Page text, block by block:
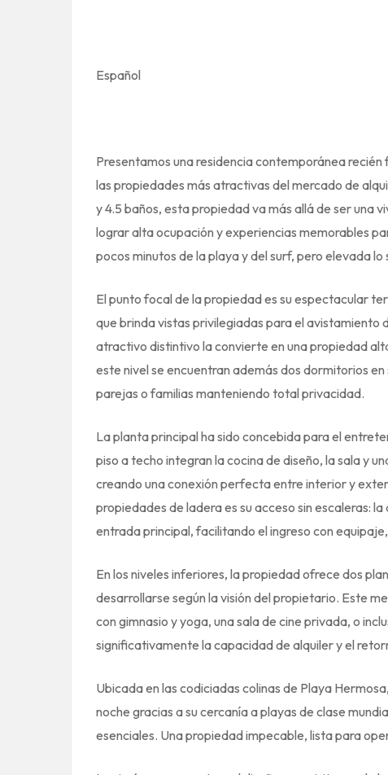
Español
Presentamos una residencia contemporánea
las propiedades más atractivas del mercado de
y 4.5 baños, esta propiedad va más allá de ser una
lograr alta ocupación y experiencias memorables
pocos minutos de la playa y del surf, pero elevada
El punto focal de la propiedad es su espectacular
que brinda vistas privilegiadas para el avistamiento
atractivo distintivo la convierte en una propiedad
este nivel se encuentran además dos dormitorios
parejas o familias manteniendo total privacidad.
La planta principal ha sido concebida para el
piso a techo integran la cocina de diseño, la sala y
creando una conexión perfecta entre interior y
propiedades de ladera es su acceso sin escaleras:
entrada principal, facilitando el ingreso con
En los niveles inferiores, la propiedad ofrece dos
desarrollarse según la visión del propietario. Este
con gimnasio y yoga, una sala de cine privada, o
significativamente la capacidad de alquiler y el
Ubicada en las codiciadas colinas de Playa
noche gracias a su cercanía a playas de clase
esenciales. Una propiedad impecable, lista para